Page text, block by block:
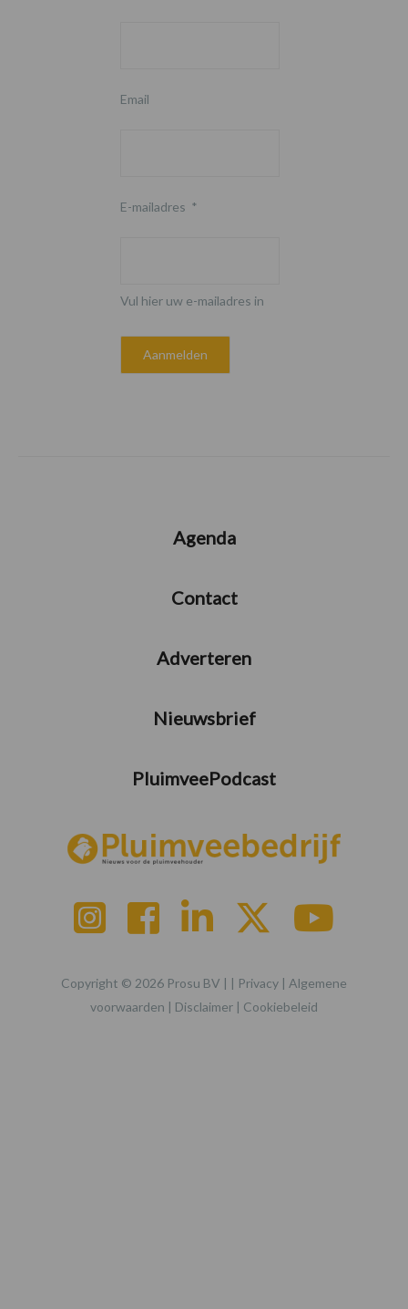
Email
E-mailadres *
Vul hier uw e-mailadres in
Agenda
Contact
Adverteren
Nieuwsbrief
PluimveePodcast
Copyright © 2026 Prosu BV | | Privacy | Algemene
voorwaarden | Disclaimer | Cookiebeleid